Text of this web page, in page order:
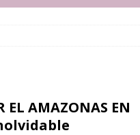
cambiamos nosotros?
de la playa
JAMAICA
EL AMAZONAS EN